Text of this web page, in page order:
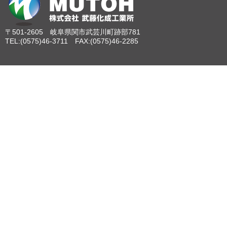
〒501-2605 岐阜県関市武芸川町跡部781
TEL:(0575)46-3711 FAX:(0575)46-2285